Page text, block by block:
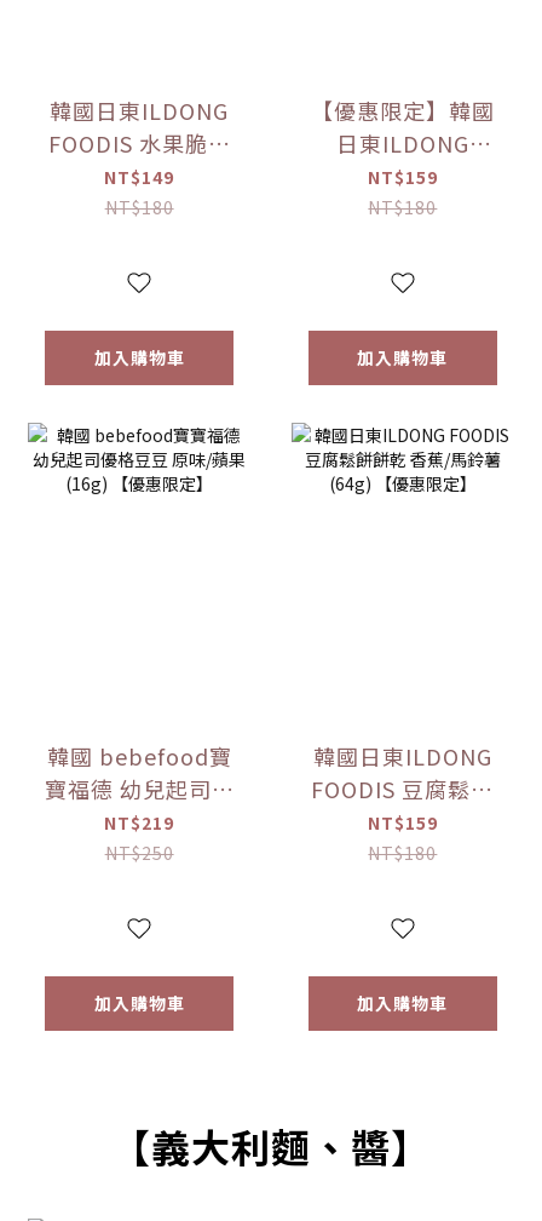
韓國日東ILDONG
FOODIS 水果脆片
蘋果/梨(15g)/草莓
(12g) 【優惠限定】
NT$149
NT$180
加入購物車
【優惠限定】韓國
日東ILDONG
FOODIS 藜麥威化
餅 牛奶/優格/草莓/
定】
NT$159
NT$180
加入購物車
韓國 bebefood寶
寶福德 幼兒起司優
格豆豆 原味/蘋果
(16g) 【優惠限定】
NT$219
NT$250
加入購物車
韓國日東ILDONG
FOODIS 豆腐鬆餅
餅乾 香蕉/馬鈴薯
(64g) 【優惠限定】
NT$159
NT$180
加入購物車
【義大利麵、醬】